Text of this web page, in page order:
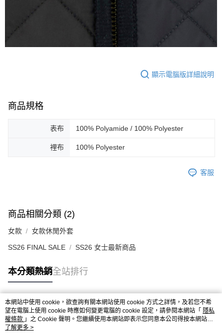
顯示電腦版詳細說明
商品規格
表布 100% Polyamide / 100% Polyester
裡布 100% Polyester
客服
商品相關分類 (2)
女款 女款休閒外套
SS26 FINAL SALE SS26 女士最新商品
本分類熱銷全站排行
熱門標籤
本網站中使用 cookie，欲查詢有關本網站使用 cookie 方式之詳情，及若您不希
望在電腦上使用 cookie 時應如何變更電腦的 cookie 設定，請參閱本網站「 隱私
權條款 」之 Cookie 聲明。您繼續使用本網站即表示您同意本公司得按本網站使
用條款之 Cookie 聲明使用 cookie。
了解更多 >